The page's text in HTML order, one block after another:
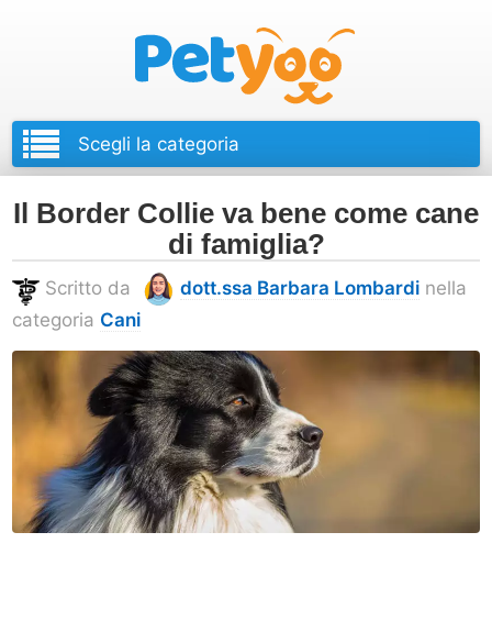
Il Border Collie va bene come cane
di famiglia?
Scritto da dott.ssa Barbara Lombardi nella
categoria Cani